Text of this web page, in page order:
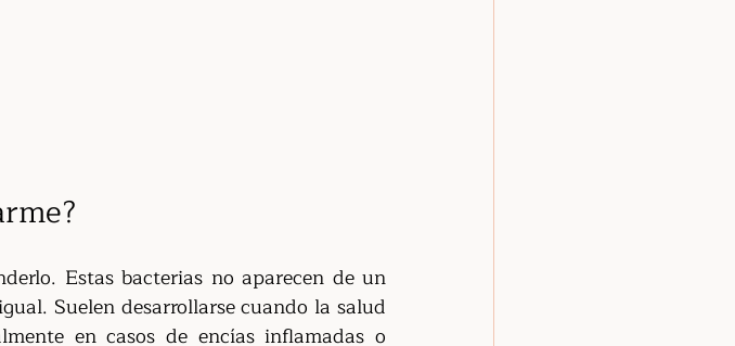
Estas bacterias no aparecen de un
Suelen desarrollarse cuando la salud
en casos de encías inflamadas o